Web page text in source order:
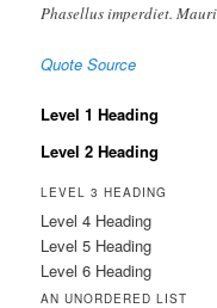
Phasellus imperdiet.
Quote Source
Level 1 Heading
Level 2 Heading
LEVEL 3 HEADING
Level 4 Heading
Level 5 Heading
Level 6 Heading
AN UNORDERED LIST